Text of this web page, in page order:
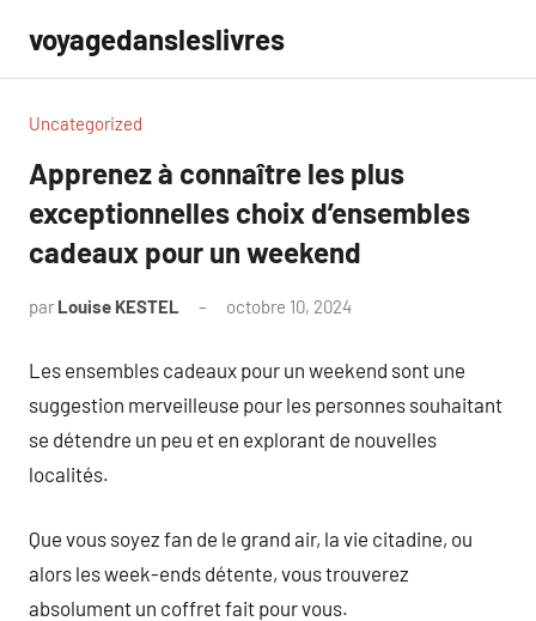
contenu
voyagedansleslivres
Uncategorized
Apprenez à connaître les plus
exceptionnelles choix d’ensembles
cadeaux pour un weekend
par Louise KESTEL octobre 10, 2024
Les ensembles cadeaux pour un weekend sont une
suggestion merveilleuse pour les personnes souhaitant
se détendre un peu et en explorant de nouvelles
localités.
Que vous soyez fan de le grand air, la vie citadine, ou
alors les week-ends détente, vous trouverez
absolument un coffret fait pour vous.